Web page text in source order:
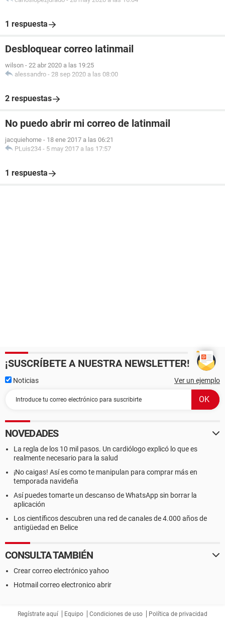
1 respuesta
Desbloquear correo latinmail
wilson - 22 abr 2020 a las 19:25
alessandro - 28 sep 2020 a las 08:00
2 respuestas
No puedo abrir mi correo de latinmail
jacquiehome - 18 ene 2017 a las 06:21
PLuis234 - 5 may 2017 a las 17:57
1 respuesta
¡SUSCRÍBETE A NUESTRA NEWSLETTER!
Noticias Ver un ejemplo
NOVEDADES
La regla de los 10 mil pasos. Un cardiólogo explicó lo que es
realmente necesario para la salud
¡No caigas! Así es como te manipulan para comprar más en
temporada navideña
Así puedes tomarte un descanso de WhatsApp sin borrar la
aplicación
Los científicos descubren una red de canales de 4.000 años de
antigüedad en Belice
CONSULTA TAMBIÉN
Crear correo electrónico yahoo
Hotmail correo electronico abrir
Regístrate aquí Equipo Condiciones de uso Política de privacidad